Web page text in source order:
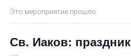
Это мероприятие прошло.
Св. Иаков: праздник